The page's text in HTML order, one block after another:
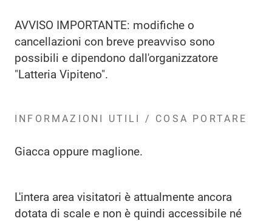
AVVISO IMPORTANTE: modifiche o
cancellazioni con breve preavviso sono
possibili e dipendono dall'organizzatore
"Latteria Vipiteno".
INFORMAZIONI UTILI / COSA PORTARE
Giacca oppure maglione.
L'intera area visitatori è attualmente ancora
dotata di scale e non è quindi accessibile né